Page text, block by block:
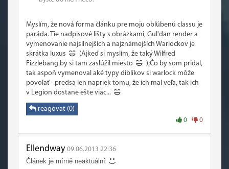
Myslím, že nová forma článku pre moju obľúbenú classu je
paráda. Tie nadpisové lišty s obrázkami, Gul'dan render a
vymenovanie najsilnejších a najznámejších Warlockov je
skrátka luxus
(Ajkeď si myslím, že taký Wilfred
Fizzlebang by si tam zaslúžil miesto
);Čo by som pridal,
tak aspoň vymenoval aké typy diblíkov si warlock môže
povolať - predsa len napriek tomu, že ich mal veľa, tak ich
v Legion dostane ešte viac...
reagovat (0)
0 0
Ellendway 09.06.2013 22:36
Článek je mírně neaktuální